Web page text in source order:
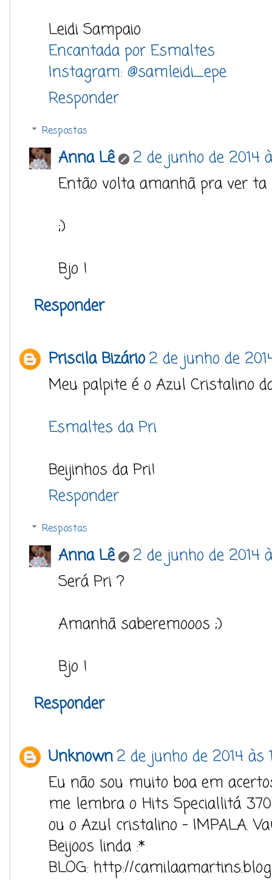
Leidi Sampaio
Encantada por Esmaltes
Instagram: @samleidi_epe
Responder
Respostas
Anna Lê
2 de junho de 2014
Então volta amanhã pra ver ta
;)
Bjo !
Responder
Priscila Bizário2 de junho de
Meu palpite é o Azul Cristalino
Esmaltes da Pri
Beijinhos da Pri!
Responder
Respostas
Anna Lê
2 de junho de 2014
Será Pri ?
Amanhã saberemooos ;)
Bjo !
Responder
Unknown2 de junho de 2014 às
Eu não sou muito boa em
me lembra o Hits Speciallitá
ou o Azul cristalino - IMPALA.
Beijoos linda :*
BLOG: http://